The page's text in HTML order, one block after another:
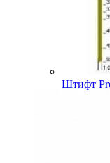
Штифт